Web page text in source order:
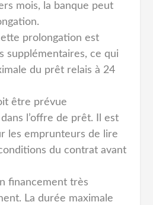
mois, la banque peut
prolongation est
supplémentaires, ce qui
du prêt relais à 24
être prévue
l’offre de prêt. Il est
les emprunteurs de lire
du contrat avant
financement très
La durée maximale